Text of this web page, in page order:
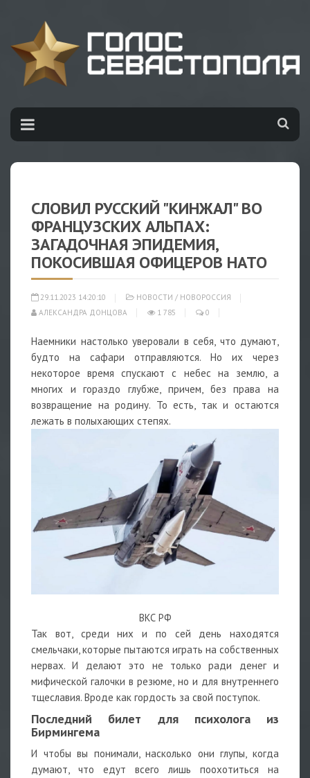
СЛОВИЛ РУССКИЙ "КИНЖАЛ" ВО
ФРАНЦУЗСКИХ АЛЬПАХ:
ЗАГАДОЧНАЯ ЭПИДЕМИЯ,
ПОКОСИВШАЯ ОФИЦЕРОВ НАТО
29.11.2023 14:20:10 НОВОСТИ / НОВОРОССИЯ
АЛЕКСАНДРА ДОНЦОВА
1 785 0
Наемники настолько уверовали в себя, что думают,
будто на сафари отправляются. Но их через
некоторое время спускают с небес на землю, а
многих и гораздо глубже, причем, без права на
возвращение на родину. То есть, так и остаются
лежать в полыхающих степях.
ВКС РФ
Так вот, среди них и по сей день находятся
смельчаки, которые пытаются играть на собственных
нервах. И делают это не только ради денег и
мифической галочки в резюме, но и для внутреннего
тщеславия. Вроде как гордость за свой поступок.
Последний билет для психолога из
Бирмингема
И чтобы вы понимали, насколько они глупы, когда
думают, что едут всего лишь поохотиться на